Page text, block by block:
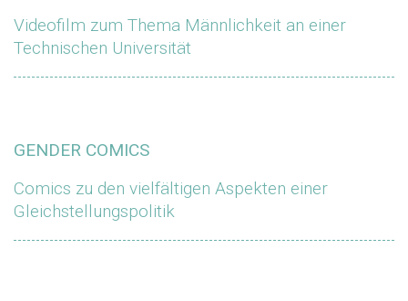
Videofilm zum Thema Männlichkeit an einer
Technischen Universität
GENDER COMICS
Comics zu den vielfältigen Aspekten einer
Gleichstellungspolitik